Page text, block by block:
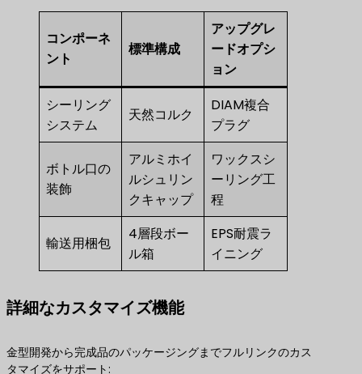
コンポーネ
ント
標準構成
アップグレ
ードオプシ
ョン
シーリング
システム
天然コルク
DIAM複合
プラグ
ボトル口の
装飾
アルミホイ
ルシュリン
クキャップ
ワックスシ
ーリング工
程
輸送用梱包
4層段ボー
ル箱
EPS耐震ラ
イニング
詳細なカスタマイズ機能
金型開発から完成品のパッケージングまでフルリンクのカス
タマイズをサポート: